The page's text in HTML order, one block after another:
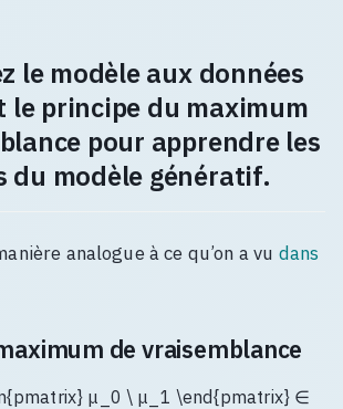
le modèle aux données
principe du maximum
pour apprendre les
du modèle génératif.
analogue à ce qu’on a vu dans
de vraisemblance
μ_0 \ μ_1 \end{pmatrix} ∈